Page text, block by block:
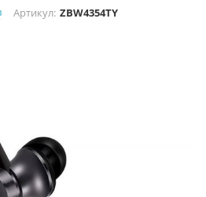
Артикул: ZBW4354TY